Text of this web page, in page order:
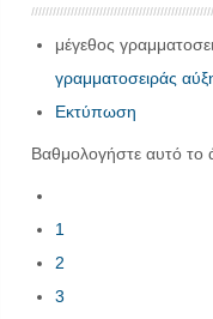
μέγεθος
γραμματοσειράς
Εκτύπωση
Βαθμολογήστε αυτό το
1
2
3